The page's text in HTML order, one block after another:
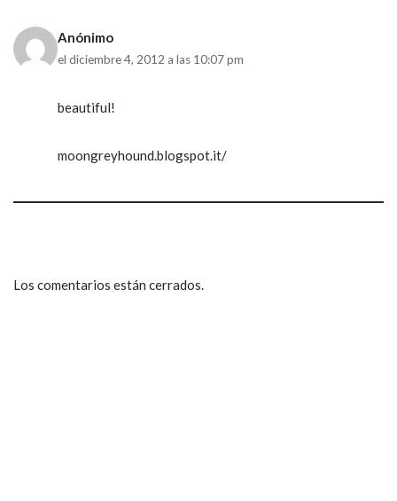
Anónimo
el diciembre 4, 2012 a las 10:07 pm
beautiful!
moongreyhound.blogspot.it/
Los comentarios están cerrados.